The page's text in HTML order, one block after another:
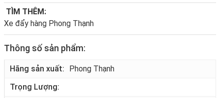
TÌM THÊM:
Xe đẩy hàng Phong Thạnh
Thông số sản phẩm:
Hãng sản xuất
Phong Thạnh
Trọng Lượng